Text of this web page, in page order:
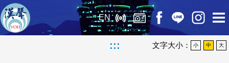
EN
::: 文字大小： 小 中 大